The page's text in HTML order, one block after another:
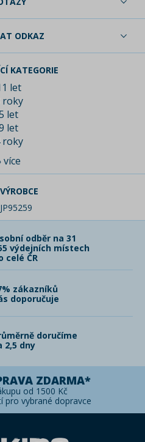
ODKAZ
KATEGORIE
let
roky
let
let
roky
více
odběr na 31
výdejních místech
celé ČR
zákazníků
doporučuje
doručíme
2,5 dny
ZDARMA*
od 1500 Kč
pro vybrané dopravce